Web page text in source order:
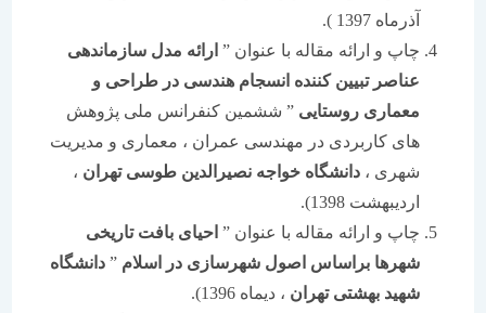
آذرماه 1397 ).
چاپ و ارائه مقاله با عنوان ”ارائه مدل سازماندهی
عناصر تبیین کننده انسجام هندسی در طراحی و
معماری روستایی” ششمین کنفرانس ملی پژوهش
های کاربردی در مهندسی عمران ، معماری و مدیریت
شهری ،دانشگاه خواجه نصیرالدین طوسی تهران ،
اردیبهشت 1398).
چاپ و ارائه مقاله با عنوان ”احیای بافت تاریخی
شهرها براساس اصول شهرسازی در اسلام
”دانشگاه
شهید بهشتی تهران ، دیماه 1396).